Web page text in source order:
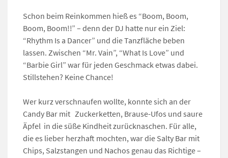
Schon beim Reinkommen hieß es “Boom, Boom,
Boom, Boom!!” – denn der DJ hatte nur ein Ziel:
“Rhythm Is a Dancer” und die Tanzfläche beben
lassen. Zwischen “Mr. Vain”, “What Is Love” und
“Barbie Girl” war für jeden Geschmack etwas dabei.
Stillstehen? Keine Chance!
Wer kurz verschnaufen wollte, konnte sich an der
Candy Bar mit Zuckerketten, Brause-Ufos und saure
Äpfel in die süße Kindheit zurücknaschen. Für alle,
die es lieber herzhaft mochten, war die Salty Bar mit
Chips, Salzstangen und Nachos genau das Richtige –